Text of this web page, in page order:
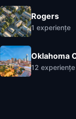
Rogers
1 experiențe
Oklahoma
12 experiențe